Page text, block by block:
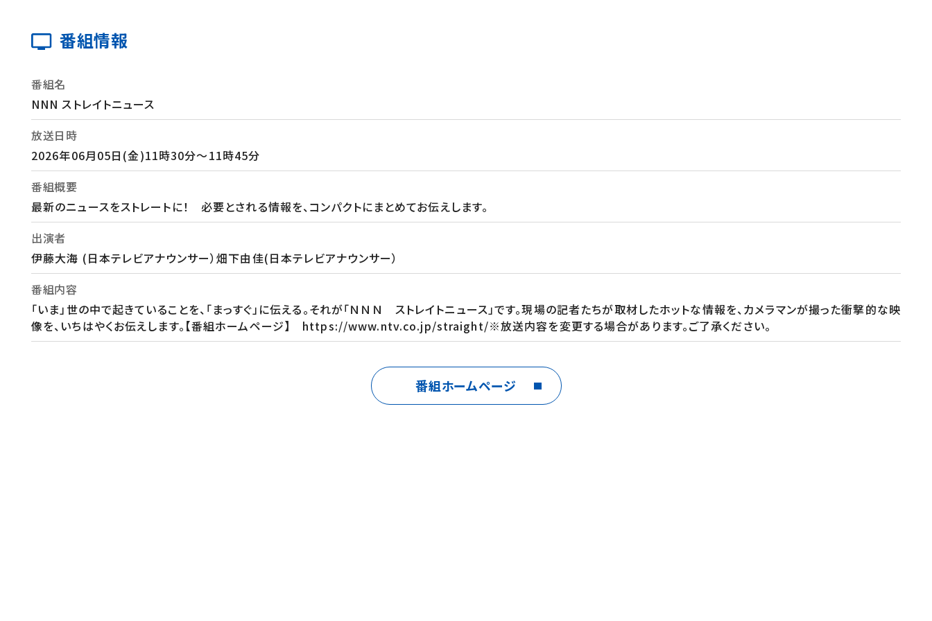
番組情報
番組名
NNN ストレイトニュース
放送日時
2026年06月05日(金)11時30分～11時45分
番組概要
最新のニュースをストレートに！ 必要とされる情報を、コンパクトにまとめてお伝えします。
出演者
伊藤大海 (日本テレビアナウンサー）畑下由佳(日本テレビアナウンサー）
番組内容
「いま」世の中で起きていることを、「まっすぐ」に伝える。それが「ＮＮＮ ストレイトニュース」です。現場の記者たちが取材したホットな情報を、カメラマンが撮った衝撃的な映
像を、いちはやくお伝えします。【番組ホームページ】 https://www.ntv.co.jp/straight/※放送内容を変更する場合があります。ご了承ください。
番組ホームページ